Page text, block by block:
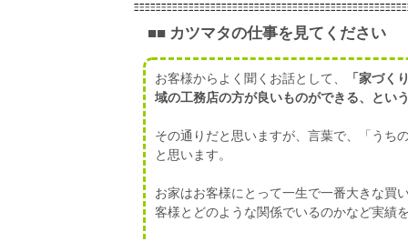
■■ カツマタの仕事を見てください
お客様からよく聞くお話として、
「家づく
域の工務店の方が良いものができる、とい
その通りだと思いますが、言葉で、「うち
と思います。
お家はお客様にとって一生で一番大きな買
客様とどのような関係でいるのかなど実績